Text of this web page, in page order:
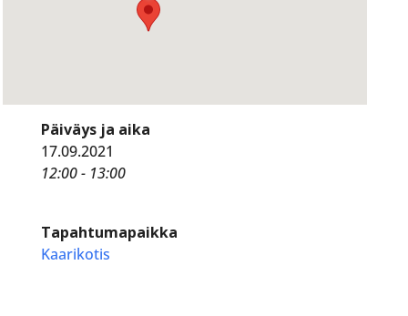
Päiväys ja aika
17.09.2021
12:00 - 13:00
Tapahtumapaikka
Kaarikotis